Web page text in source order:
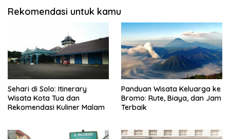
Rekomendasi untuk kamu
Sehari di Solo: Itinerary
Wisata Kota Tua dan
Rekomendasi Kuliner Malam
Panduan Wisata Keluarga ke
Bromo: Rute, Biaya, dan Jam
Terbaik